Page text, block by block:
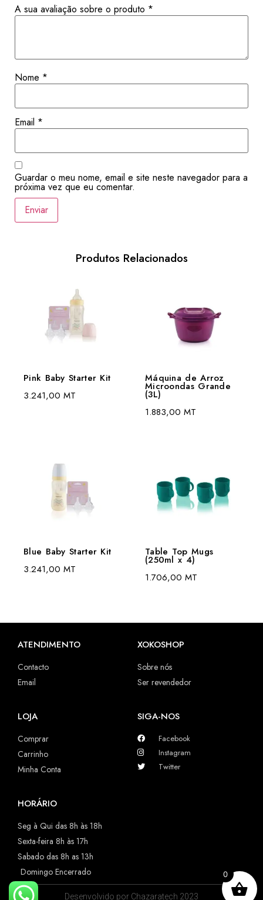
A sua avaliação sobre o produto *
Nome *
Email *
Guardar o meu nome, email e site neste navegador para a
próxima vez que eu comentar.
Produtos Relacionados
Pink Baby Starter Kit
3.241,00 MT
Máquina de Arroz
Microondas Grande
(3L)
1.883,00 MT
Blue Baby Starter Kit
3.241,00 MT
Table Top Mugs
(250ml x 4)
1.706,00 MT
ATENDIMENTO
Contacto
Email
XOKOSHOP
Sobre nós
Ser revendedor
LOJA
Comprar
Carrinho
Minha Conta
SIGA-NOS
Facebook
Instagram
Twitter
HORÁRIO
Seg à Qui das 8h às 18h
Sexta-feira 8h às 17h
Sabado das 8h as 13h
Domingo Encerrado
Desenvolvido por Chazaratech 2023
0